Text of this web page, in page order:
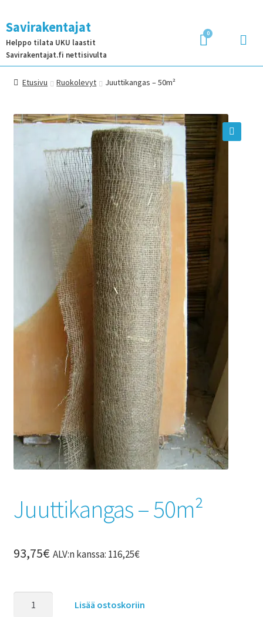
Savirakentajat
Helppo tilata UKU laastit
Savirakentajat.fi nettisivulta
Etusivu Ruokolevyt Juuttikangas – 50m²
Juuttikangas – 50m²
93,75€ ALV:n kanssa: 116,25€
Lisää ostoskoriin